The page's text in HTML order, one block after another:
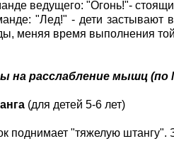
ведущего: "Огонь!"-
"Лед!" - дети застывают
меняя время выполнения
на расслабление мышц (по
(для детей 5-6 лет)
поднимает "тяжелую штангу".